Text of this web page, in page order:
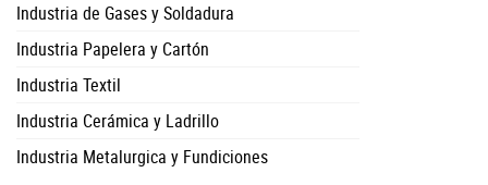
Industria de Gases y Soldadura
Industria Papelera y Cartón
Industria Textil
Industria Cerámica y Ladrillo
Industria Metalurgica y Fundiciones